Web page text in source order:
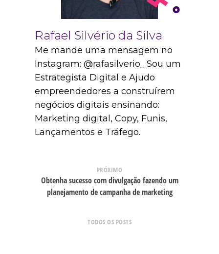
Rafael Silvério da Silva
Me mande uma mensagem no
Instagram: @rafasilverio_ Sou um
Estrategista Digital e Ajudo
empreendedores a construírem
negócios digitais ensinando:
Marketing digital, Copy, Funis,
Lançamentos e Tráfego.
PRÓXIMO
Obtenha sucesso com divulgação fazendo um
planejamento de campanha de marketing
TODOS OS POSTS